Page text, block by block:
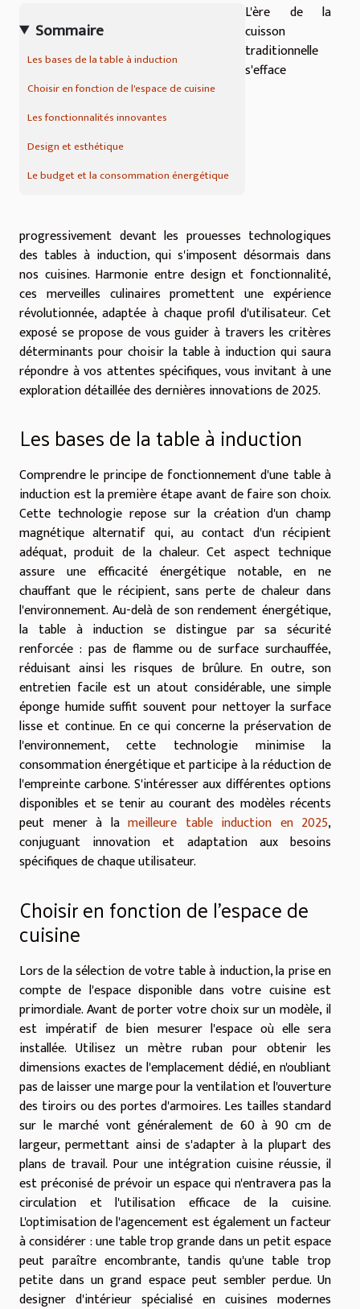
Sommaire
Les bases de la table à induction
Choisir en fonction de l'espace de cuisine
Les fonctionnalités innovantes
Design et esthétique
Le budget et la consommation énergétique
L'ère de la
cuisson
traditionnelle
s'efface
progressivement devant les prouesses technologiques
des tables à induction, qui s'imposent désormais dans
nos cuisines. Harmonie entre design et fonctionnalité,
ces merveilles culinaires promettent une expérience
révolutionnée, adaptée à chaque profil d'utilisateur. Cet
exposé se propose de vous guider à travers les critères
déterminants pour choisir la table à induction qui saura
répondre à vos attentes spécifiques, vous invitant à une
exploration détaillée des dernières innovations de 2025.
Les bases de la table à induction
Comprendre le principe de fonctionnement d'une table à
induction est la première étape avant de faire son choix.
Cette technologie repose sur la création d'un champ
magnétique alternatif qui, au contact d'un récipient
adéquat, produit de la chaleur. Cet aspect technique
assure une efficacité énergétique notable, en ne
chauffant que le récipient, sans perte de chaleur dans
l'environnement. Au-delà de son rendement énergétique,
la table à induction se distingue par sa sécurité
renforcée : pas de flamme ou de surface surchauffée,
réduisant ainsi les risques de brûlure. En outre, son
entretien facile est un atout considérable, une simple
éponge humide suffit souvent pour nettoyer la surface
lisse et continue. En ce qui concerne la préservation de
l'environnement, cette technologie minimise la
consommation énergétique et participe à la réduction de
l'empreinte carbone. S'intéresser aux différentes options
disponibles et se tenir au courant des modèles récents
peut mener à la meilleure table induction en 2025,
conjuguant innovation et adaptation aux besoins
spécifiques de chaque utilisateur.
Choisir en fonction de l'espace de
cuisine
Lors de la sélection de votre table à induction, la prise en
compte de l'espace disponible dans votre cuisine est
primordiale. Avant de porter votre choix sur un modèle, il
est impératif de bien mesurer l'espace où elle sera
installée. Utilisez un mètre ruban pour obtenir les
dimensions exactes de l'emplacement dédié, en n'oubliant
pas de laisser une marge pour la ventilation et l'ouverture
des tiroirs ou des portes d'armoires. Les tailles standard
sur le marché vont généralement de 60 à 90 cm de
largeur, permettant ainsi de s'adapter à la plupart des
plans de travail. Pour une intégration cuisine réussie, il
est préconisé de prévoir un espace qui n'entravera pas la
circulation et l'utilisation efficace de la cuisine.
L'optimisation de l'agencement est également un facteur
à considérer : une table trop grande dans un petit espace
peut paraître encombrante, tandis qu'une table trop
petite dans un grand espace peut sembler perdue. Un
designer d'intérieur spécialisé en cuisines modernes